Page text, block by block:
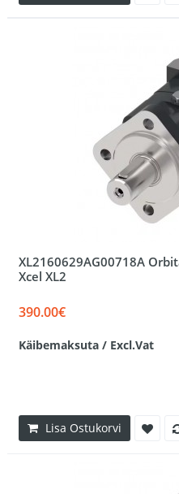
XL2160629AG00718A
Xcel XL2
390.00€
Käibemaksuta / Excl.Vat
Lisa Ostukorvi